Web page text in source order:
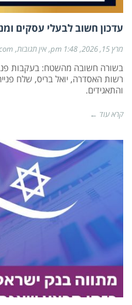
עדכון חשוב לבעלי עסקים
מרץ 15, 2026 1:48 pm אין תגובות
בשורה חשובה מהשטח: בעקבות
רשות האסדרה, יואל בריס, שלח
והתאגידים.
קרא עוד ←